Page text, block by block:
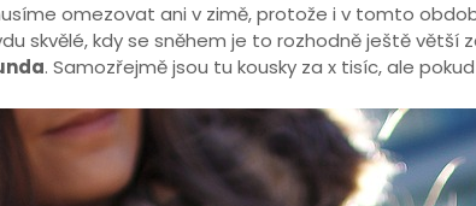
omezovat ani v zimě, protože i v tomto
skvělé, kdy se sněhem je to rozhodně ještě větší
. Samozřejmě jsou tu kousky za x tisíc, ale